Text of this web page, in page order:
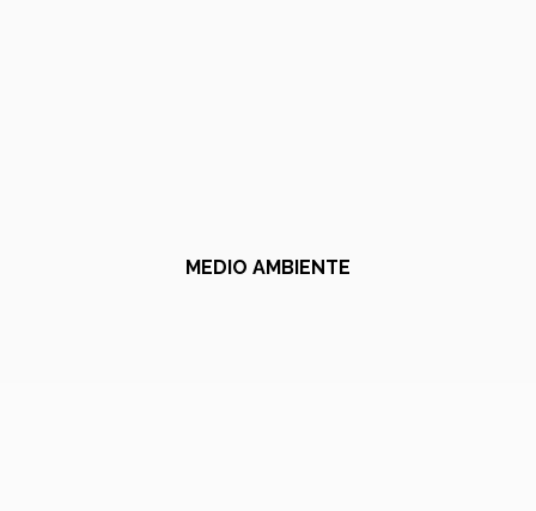
MEDIO AMBIENTE